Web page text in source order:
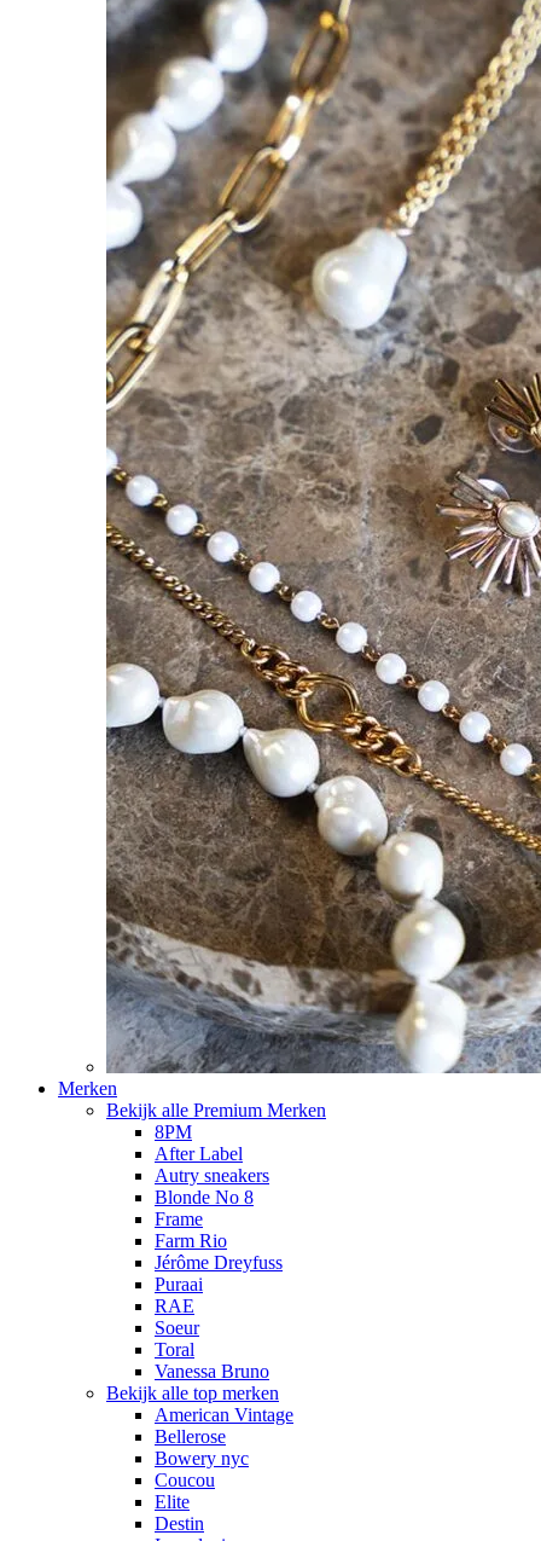
Merken
Bekijk alle Premium Merken
8PM
After Label
Autry sneakers
Blonde No 8
Frame
Farm Rio
Jérôme Dreyfuss
Puraai
RAE
Soeur
Toral
Vanessa Bruno
Bekijk alle top merken
American Vintage
Bellerose
Bowery nyc
Coucou
Elite
Destin